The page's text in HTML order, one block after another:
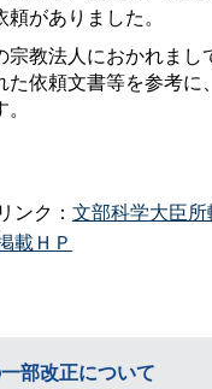
がありました。
宗教法人におかれまし
依頼文書等を参考に
ンク： 文部科学大臣
載ＨＰ
部改正について